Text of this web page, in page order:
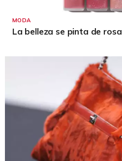
MODA
La belleza se pinta de rosa